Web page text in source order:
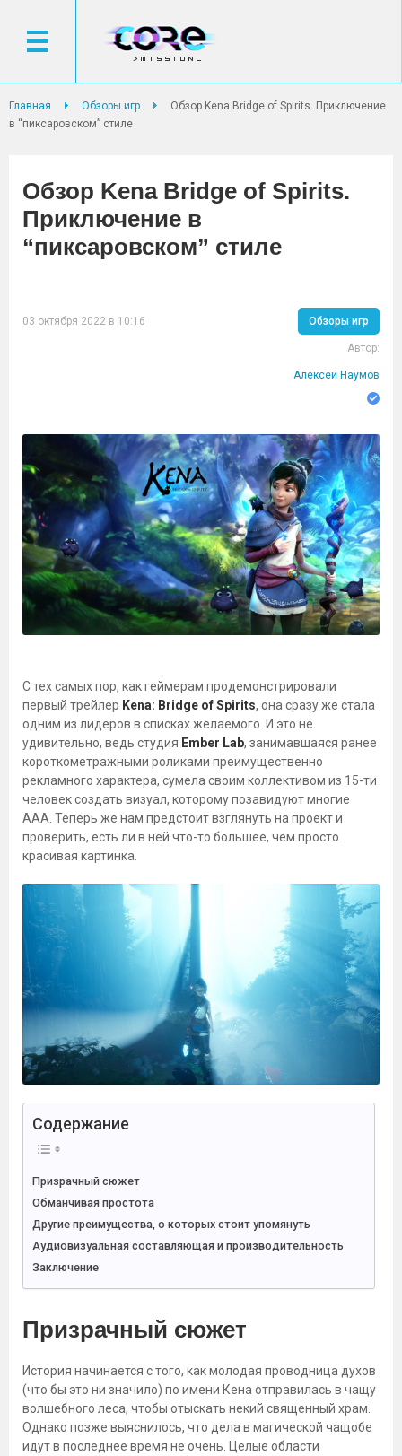
Главная Обзоры игр
Обзор Kena Bridge of Spirits. Приключение
в “пиксаровском” стиле
Обзор Kena Bridge of Spirits.
Приключение в
“пиксаровском” стиле
03 октября 2022 в 10:16 Обзоры игр
Автор:
Алексей Наумов
С тех самых пор, как геймерам продемонстрировали
первый трейлер Kena: Bridge of Spirits, она сразу же стала
одним из лидеров в списках желаемого. И это не
удивительно, ведь студия Ember Lab, занимавшаяся ранее
короткометражными роликами преимущественно
рекламного характера, сумела своим коллективом из 15-ти
человек создать визуал, которому позавидуют многие
ААА. Теперь же нам предстоит взглянуть на проект и
проверить, есть ли в ней что-то большее, чем просто
красивая картинка.
Содержание
Призрачный сюжет
Обманчивая простота
Другие преимущества, о которых стоит упомянуть
Аудиовизуальная составляющая и производительность
Заключение
Призрачный сюжет
История начинается с того, как молодая проводница духов
(что бы это ни значило) по имени Кена отправилась в чащу
волшебного леса, чтобы отыскать некий священный храм.
Однако позже выяснилось, что дела в магической чащобе
идут в последнее время не очень. Целые области